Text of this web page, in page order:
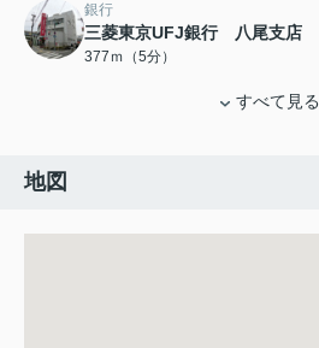
銀行
三菱東京UFJ銀行 八尾支店
377ｍ（5分）
すべて見る
地図